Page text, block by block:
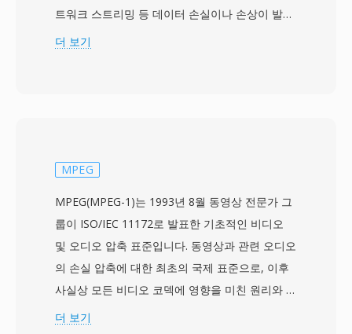
트워크 스트리밍 등 데이터 손실이나 손상이 발생
할 수 있는 통신 및 저장 환경을 위해 설계되었습
매체를 위해 설계된 프로그램 스트림과 구별되는
프로그램을 단일 스트림으로 다중화할 수 있으며,
PSI(Program Specific Information) 테이블이 각
프로그램의 구조와 콘텐츠를 기술합니다. 이 형식
은 사실상 모든 오디오 및 비디오 코덱을 지원하지
만, 가장 일반적으로 MPEG-2 비디오, H.264,
HEVC와 AAC, AC-3, MPEG 오디오를 전달합니다.
더 보기
MPEG
MPEG(MPEG-1)는 1993년 8월 동영상 전문가 그
룹이 ISO/IEC 11172로 발표한 기초적인 비디오
및 오디오 압축 표준입니다. 동영상과 관련 오디오
의 손실 압축에 대한 최초의 국제 표준으로, 이후
사실상 모든 비디오 코덱에 영향을 미친 원리와 기
술을 확립했습니다. MPEG-1 비디오는 움직임 보
더 보기